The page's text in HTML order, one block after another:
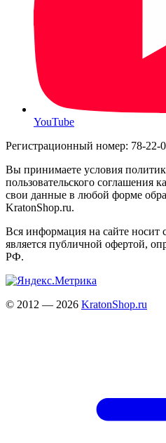
YouTube
Регистрационный номер: 78-22-
Вы принимаете условия
пользовательского соглашения
свои данные в любой форме
KratonShop.ru.
Вся информация на сайте носит
является публичной офертой,
РФ.
© 2012 — 2026 KratonShop.ru